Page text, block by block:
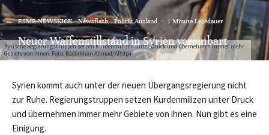
Syrische Regierungstruppen setzen Kurdenmilizen unter Druck und übernehmen immer mehr
Gebiete von ihnen. Foto: Baderkhan Ahmad/AP/dpa
ESMR-NEWSKICK Newsflash Politik Ausland · 1 Minute Lesedauer
Neuer Waffenstillstand in Syrien vereinbart
Syrien kommt auch unter der neuen Übergangsregierung nicht
zur Ruhe. Regierungstruppen setzen Kurdenmilizen unter Druck
und übernehmen immer mehr Gebiete von ihnen. Nun gibt es eine
Einigung.